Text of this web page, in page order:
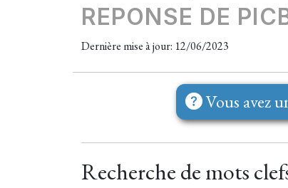
REPONSE DE
Dernière mise à jour: 12/06/2023
Vous avez
Recherche de mots